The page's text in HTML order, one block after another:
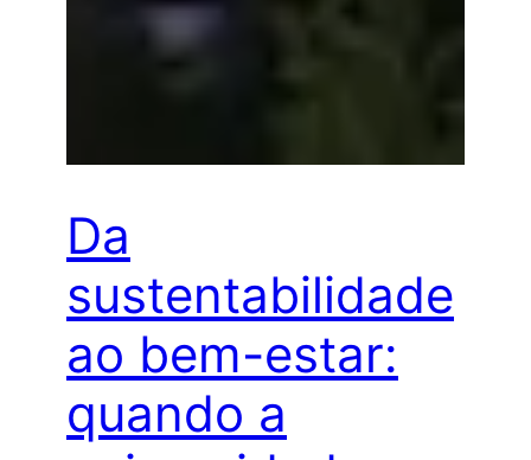
Da
sustentabilidade
ao bem-estar:
quando a